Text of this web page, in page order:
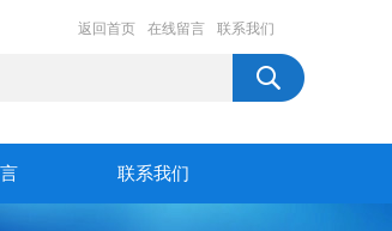
返回首页 在线留言 联系我们
联系我们